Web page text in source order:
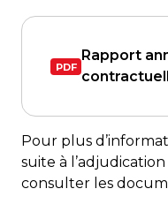
Rapport
Pour plus
suite à
consulter les